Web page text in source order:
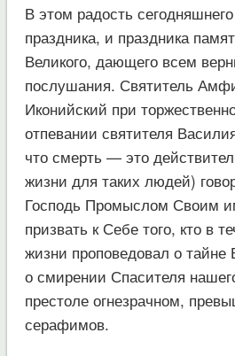
В этом радость
праздника, и праздника
Великого, дающего всем
послушания. Святитель
Иконийский при
отпевании святителя
что смерть — это
жизни для таких людей)
Господь Промыслом Своим
призвать к Себе того, кто в
жизни проповедовал о
о смирении Спасителя
престоле огнезрачном,
серафимов.